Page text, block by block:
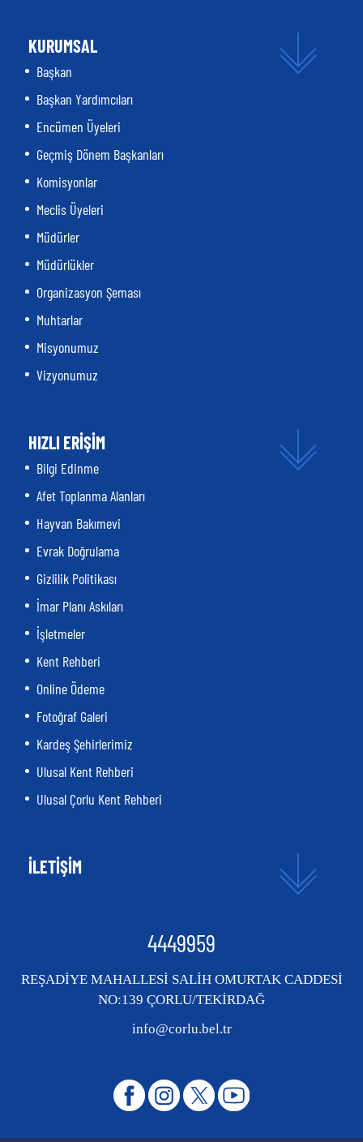
KURUMSAL
Başkan
Başkan Yardımcıları
Encümen Üyeleri
Geçmiş Dönem Başkanları
Komisyonlar
Meclis Üyeleri
Müdürler
Müdürlükler
Organizasyon Şeması
Muhtarlar
Misyonumuz
Vizyonumuz
HIZLI ERİŞİM
Bilgi Edinme
Afet Toplanma Alanları
Hayvan Bakımevi
Evrak Doğrulama
Gizlilik Politikası
İmar Planı Askıları
İşletmeler
Kent Rehberi
Online Ödeme
Fotoğraf Galeri
Kardeş Şehirlerimiz
Ulusal Kent Rehberi
Ulusal Çorlu Kent Rehberi
İLETİŞİM
4449959
REŞADİYE MAHALLESİ SALİH OMURTAK CADDESİ
NO:139 ÇORLU/TEKİRDAĞ
info@corlu.bel.tr